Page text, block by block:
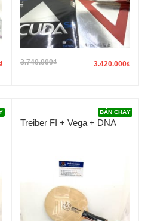
3.740.000₫ 3.420.000₫
Treiber FI + Vega + DNA
BÁN CHẠY